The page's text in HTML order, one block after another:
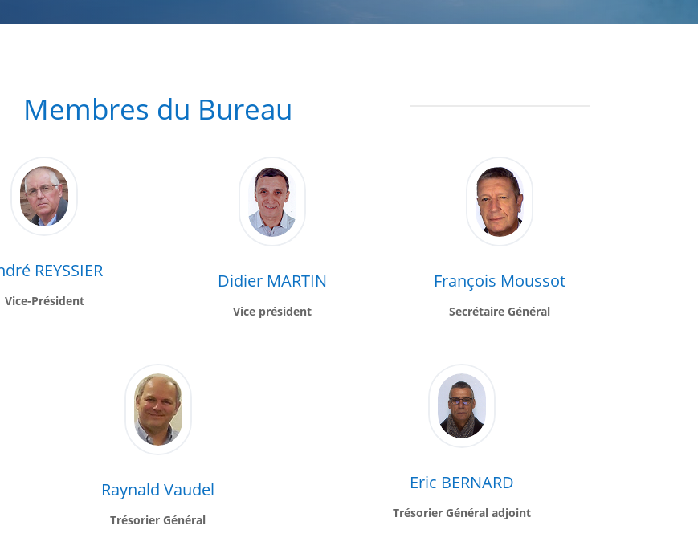
Membres du Bureau
REYSSIER
Vice-Président
Didier MARTIN
Vice président
François Moussot
Secrétaire Général
Raynald Vaudel
Trésorier Général
Eric BERNARD
Trésorier Général adjoint